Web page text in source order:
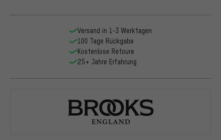
Versand in 1-3 Werktagen
100 Tage Rückgabe
Kostenlose Retoure
25+ Jahre Erfahrung